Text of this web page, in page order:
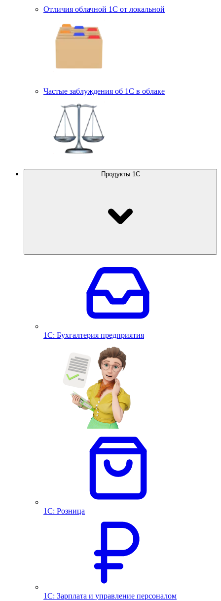
Отличия облачной 1С от локальной
Частые заблуждения об 1С в облаке
Продукты 1С
1С: Бухгалтерия предприятия
1С: Розница
1С: Зарплата и управление персоналом